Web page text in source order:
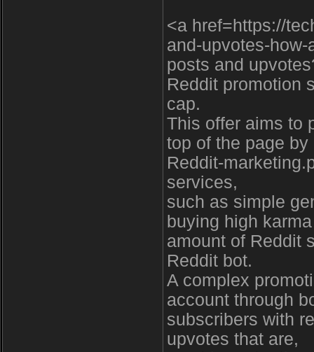
<a href=https://
and-upvotes-
posts and
Reddit promotion
cap.
This offer aims to
top of the page
Reddit-
services,
such as simple
buying high
amount of Reddit
Reddit bot.
A complex
account through
subscribers with
upvotes that are,